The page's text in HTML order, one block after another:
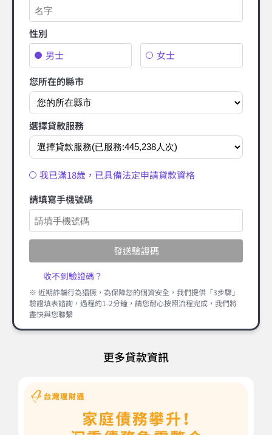
性別
男士
女士
您所在的縣市
選擇貸款服務
我已滿18歲，已具備法定申請貸款資格
請填寫手機號碼
發送驗證碼
收不到驗證碼？
※ 近期詐騙行為猖獗，為保障您的個資安全，我們提供「3步驟」
驗證填表諮詢，過程約1-2分鐘，請您耐心按照流程完成，我們將
盡快與您聯繫
更多貸款資訊